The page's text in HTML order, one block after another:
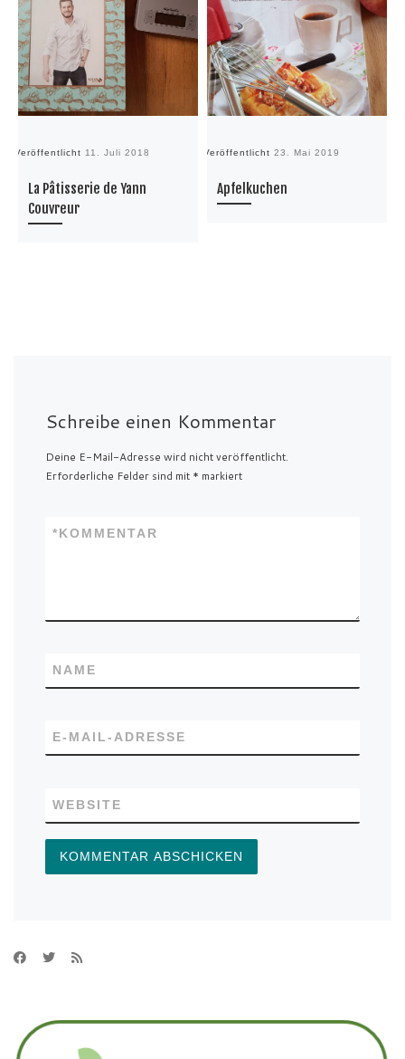
Veröffentlicht 11. Juli 2018
La Pâtisserie de Yann
Couvreur
Veröffentlicht 23. Mai 2019
Apfelkuchen
Schreibe einen Kommentar
Deine E-Mail-Adresse wird nicht veröffentlicht.
Erforderliche Felder sind mit * markiert
KOMMENTAR
*
NAME
E-MAIL-ADRESSE
WEBSITE